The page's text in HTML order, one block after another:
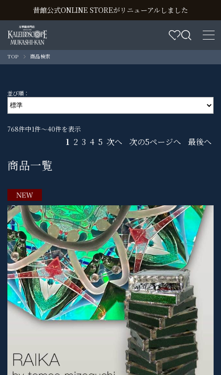
昔館公式ONLINE STOREがリニューアルしました
TOP 商品検索
並び順：
768件中1件～40件を表示
1 2 3 4 5 次へ 次の5ページへ 最後へ
商品一覧